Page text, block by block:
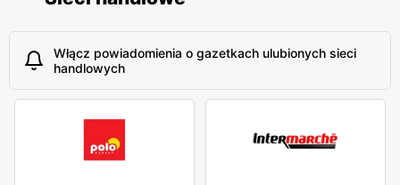
Włącz powiadomienia o gazetkach ulubionych sieci
handlowych